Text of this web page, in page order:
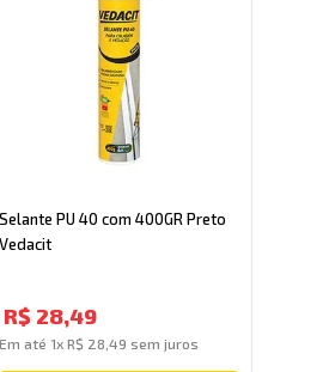
Selante PU 40 com 400GR Preto
Vedacit
R$ 28,49
Em até 1xR$ 28 ,49 sem juros